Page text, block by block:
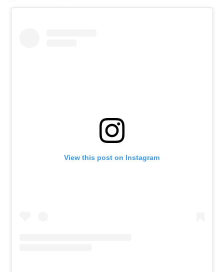
View this post on Instagram